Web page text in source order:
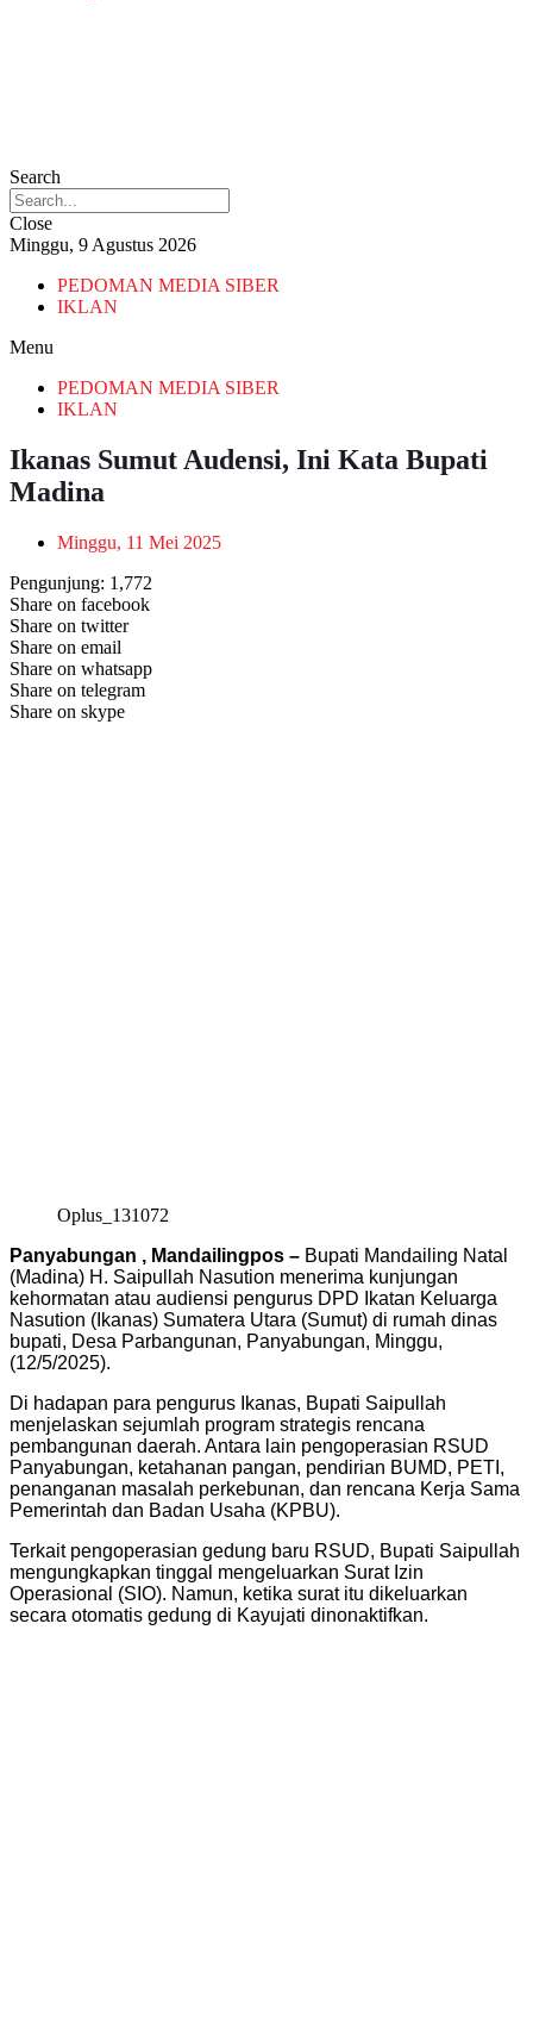
Search
Close
Minggu, 9 Agustus 2026
PEDOMAN MEDIA SIBER
IKLAN
Menu
PEDOMAN MEDIA SIBER
IKLAN
Ikanas Sumut Audensi, Ini Kata Bupati
Madina
Minggu, 11 Mei 2025
Pengunjung: 1,772
Share on facebook
Share on twitter
Share on email
Share on whatsapp
Share on telegram
Share on skype
Oplus_131072
Panyabungan , Mandailingpos – Bupati Mandailing Natal
(Madina) H. Saipullah Nasution menerima kunjungan
kehormatan atau audiensi pengurus DPD Ikatan Keluarga
Nasution (Ikanas) Sumatera Utara (Sumut) di rumah dinas
bupati, Desa Parbangunan, Panyabungan, Minggu,
(12/5/2025).
Di hadapan para pengurus Ikanas, Bupati Saipullah
menjelaskan sejumlah program strategis rencana
pembangunan daerah. Antara lain pengoperasian RSUD
Panyabungan, ketahanan pangan, pendirian BUMD, PETI,
penanganan masalah perkebunan, dan rencana Kerja Sama
Pemerintah dan Badan Usaha (KPBU).
Terkait pengoperasian gedung baru RSUD, Bupati Saipullah
mengungkapkan tinggal mengeluarkan Surat Izin
Operasional (SIO). Namun, ketika surat itu dikeluarkan
secara otomatis gedung di Kayujati dinonaktifkan.